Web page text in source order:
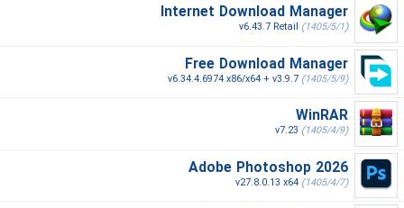
Internet Download Manager
v6.43.7 Retail (1405/5/1)
Free Download Manager
v6.34.4.6974 x86/x64 + v3.9.7 (1405/5/9)
WinRAR
v7.23 (1405/4/9)
Adobe Photoshop 2026
v27.8.0.13 x64 (1405/4/7)